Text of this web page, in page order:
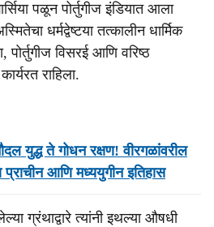
पळून पोर्तुगीज इंडियात आला
धर्मद्वेष्टया तत्कालीन धार्मिक
विसरई आणि वरिष्ठ
राहिला.
युद्ध ते गोधन रक्षण! वीरगळांवरील
प्राचीन आणि मध्ययुगीन इतिहास
ग्रंथाद्वारे त्यांनी इथल्या औषधी